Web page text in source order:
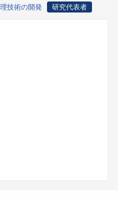
技術の開発 研究代表者